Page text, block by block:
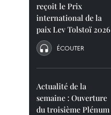
reçoit le Prix
international de la
paix Lev Tolstoï 2026
ÉCOUTER
Actualité de la
semaine : Ouverture
du troisième Plénum